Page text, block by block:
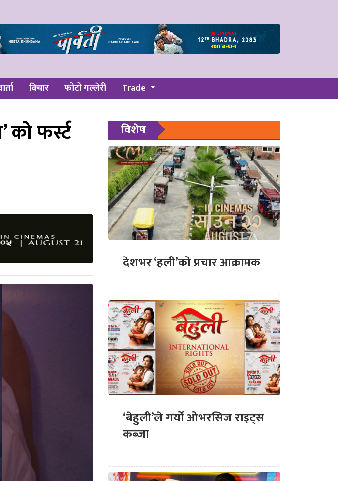
विचार फोटो गल्लेरी Trade
को फर्स्ट
विशेष
देशभर ‘हली’को प्रचार आक्रामक
‘बेहुली’ले गर्यो ओभरसिज राइट्स
कब्जा